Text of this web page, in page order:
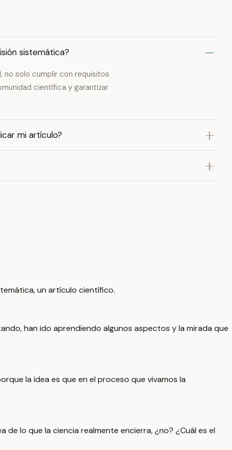
sistemática?
no solo cumplir con requisitos
científica y garantizar
mi artículo?
un artículo científico.
han ido aprendiendo algunos aspectos y la mirada que
la idea es que en el proceso que vivamos la
lo que la ciencia realmente encierra, ¿no? ¿Cuál es el